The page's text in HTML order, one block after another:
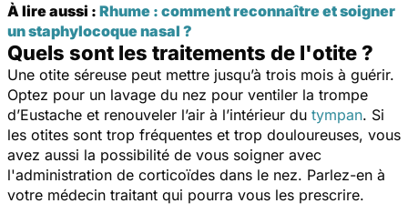
À lire aussi : Rhume : comment reconnaître et soigner
un staphylocoque nasal ?
Quels sont les traitements de l'otite ?
Une otite séreuse peut mettre jusqu’à trois mois à guérir.
Optez pour un lavage du nez pour ventiler la trompe
d’Eustache et renouveler l’air à l’intérieur du tympan. Si
les otites sont trop fréquentes et trop douloureuses, vous
avez aussi la possibilité de vous soigner avec
l'administration de corticoïdes dans le nez. Parlez-en à
votre médecin traitant qui pourra vous les prescrire.